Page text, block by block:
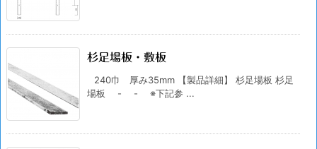
杉足場板・敷板
240巾 厚み35mm 【製品詳細】 杉足場板 杉足
場板 - - ※下記参 ...